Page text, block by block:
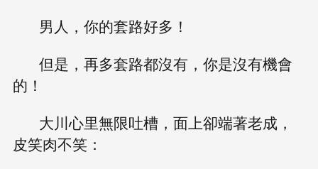
男人，你的套路好多！
但是，再多套路都沒有，你是沒有機會
的！
大川心里無限吐槽，面上卻端著老成，
皮笑肉不笑：